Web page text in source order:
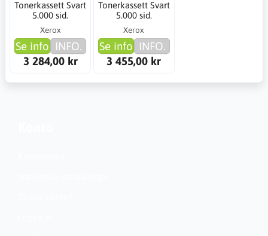
Tonerkassett Svart
5.000 sid.
Xerox
Se info INFO.
3 284,00 kr
Tonerkassett Svart
5.000 sid.
Xerox
Se info INFO.
3 455,00 kr